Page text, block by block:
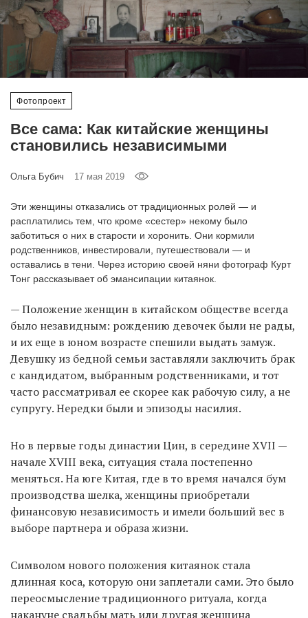
EN
UA
Фотопроект
Все сама: Как китайские женщины
становились независимыми
Ольга Бубич 17 мая 2019
Эти женщины отказались от традиционных ролей — и
расплатились тем, что кроме «сестер» некому было
заботиться о них в старости и хоронить. Они кормили
родственников, инвестировали, путешествовали — и
оставались в тени. Через историю своей няни фотограф Курт
Тонг рассказывает об эмансипации китаянок.
— Положение женщин в китайском обществе всегда
было незавидным: рождению девочек были не рады,
и их еще в юном возрасте спешили выдать замуж.
Девушку из бедной семьи заставляли заключить брак
с кандидатом, выбранным родственниками, и тот
часто рассматривал ее скорее как рабочую силу, а не
супругу. Нередки были и эпизоды насилия.
Но в первые годы династии Цин, в середине XVII —
начале XVIII века, ситуация стала постепенно
меняться. На юге Китая, где в то время начался бум
производства шелка, женщины приобретали
финансовую независимость и имели больший вес в
выборе партнера и образа жизни.
Символом нового положения китаянок стала
длинная коса, которую они заплетали сами. Это было
переосмысление традиционного ритуала, когда
накануне свадьбы мать или другая женщина